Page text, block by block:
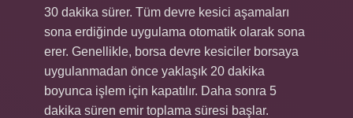
30 dakika sürer. Tüm devre kesici aşamaları
sona erdiğinde uygulama otomatik olarak sona
erer. Genellikle, borsa devre kesiciler borsaya
uygulanmadan önce yaklaşık 20 dakika
boyunca işlem için kapatılır. Daha sonra 5
dakika süren emir toplama süresi başlar.